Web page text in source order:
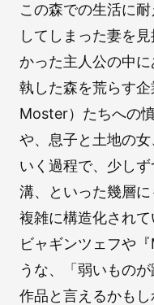
この森での生活に
してしまった妻を
かった主人公の中
執した森を荒らす
Moster）たちへの
や、息子と土地の
いく過程で、少し
溝、といった幾層
複雑に構造化され
ビャギンツェフや
うな、「弱いもの
作品と言えるかもし